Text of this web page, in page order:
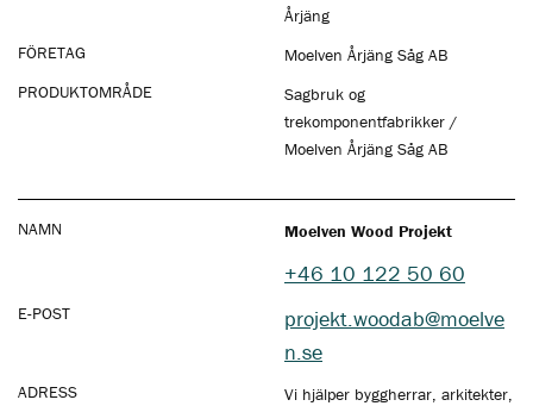
Årjäng
FÖRETAG
Moelven Årjäng Såg AB
PRODUKTOMRÅDE
Sagbruk og
trekomponentfabrikker /
Moelven Årjäng Såg AB
NAMN Moelven Wood Projekt
+46 10 122 50 60
E-POST
projekt.woodab@moelve
n.se
ADRESS
Vi hjälper byggherrar, arkitekter,